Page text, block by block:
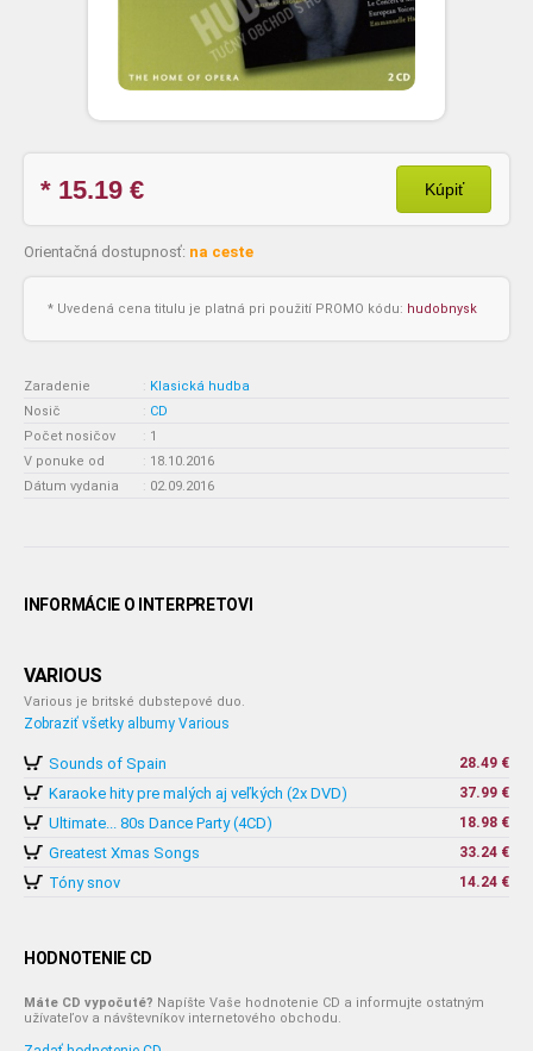
* 15.19 € Kúpiť
Orientačná dostupnosť: na ceste
* Uvedená cena titulu je platná pri použití PROMO kódu: hudobnysk
Zaradenie : Klasická hudba
Nosič
: CD
Počet nosičov
: 1
V ponuke od
: 18.10.2016
Dátum vydania
: 02.09.2016
INFORMÁCIE O INTERPRETOVI
VARIOUS
Various je britské dubstepové duo.
Zobraziť všetky albumy Various
Sounds of Spain 28.49 €
Karaoke hity pre malých aj veľkých (2x DVD) 37.99 €
Ultimate... 80s Dance Party (4CD) 18.98 €
Greatest Xmas Songs 33.24 €
Tóny snov 14.24 €
HODNOTENIE CD
Máte CD vypočuté? Napíšte Vaše hodnotenie CD a informujte ostatným
užívateľov a návštevníkov internetového obchodu.